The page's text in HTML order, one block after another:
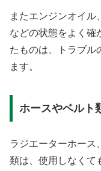
またエンジンオイル
などの状態をよく確
たものは、トラブル
ます。
ホースやベルト
ラジエーターホース
類は、使用しなくて